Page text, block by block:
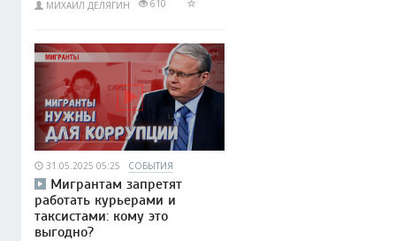
МИХАИЛ ДЕЛЯГИН 610
31.05.2025 05:25 СОБЫТИЯ
Мигрантам запретят
работать курьерами и
таксистами: кому это
выгодно?